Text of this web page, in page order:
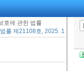
호에 관한 법률
률 제21108호, 2025. 11. 11.,